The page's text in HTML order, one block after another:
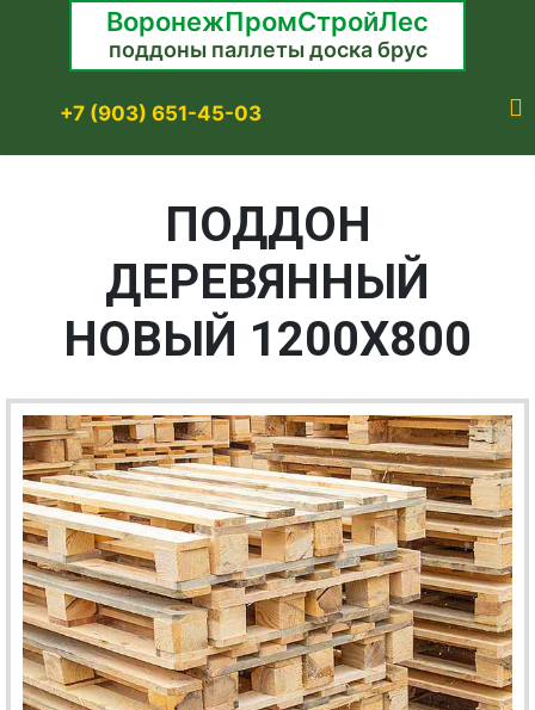
ВоронежПромСтройЛес
поддоны паллеты доска брус
+7 (903) 651-45-03
ПОДДОН
ДЕРЕВЯННЫЙ
НОВЫЙ 1200Х800